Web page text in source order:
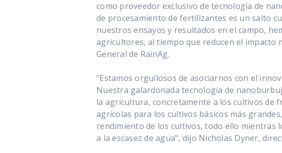
como proveedor exclusivo de tecnología de
de procesamiento de fertilizantes es un salto
nuestros ensayos y resultados en el campo,
agricultores, al tiempo que reducen el impacto
General de RainAg.
"Estamos orgullosos de asociarnos con el
Nuestra galardonada tecnología de
la agricultura, concretamente a los cultivos de
agrícolas para los cultivos básicos más
rendimiento de los cultivos, todo ello mientras
a la escasez de agua", dijo Nicholas Dyner,